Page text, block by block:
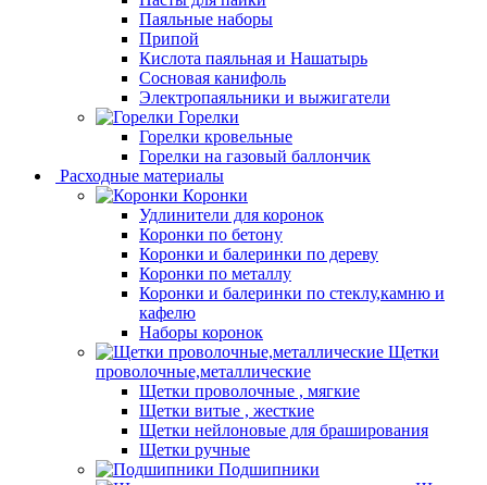
Паяльные наборы
Припой
Кислота паяльная и Нашатырь
Сосновая канифоль
Электропаяльники и выжигатели
Горелки
Горелки кровельные
Горелки на газовый баллончик
Расходные материалы
Коронки
Удлинители для коронок
Коронки по бетону
Коронки и балеринки по дереву
Коронки по металлу
Коронки и балеринки по стеклу,камню и
кафелю
Наборы коронок
Щетки
проволочные,металлические
Щетки проволочные , мягкие
Щетки витые , жесткие
Щетки нейлоновые для браширования
Щетки ручные
Подшипники